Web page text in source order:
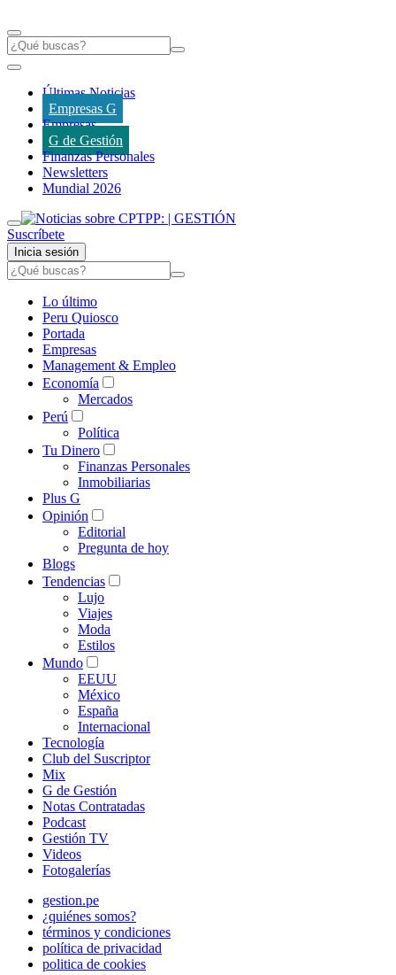
Últimas Noticias
Empresas G
Empresas
G de Gestión
Finanzas Personales
Newsletters
Mundial 2026
Suscríbete
Inicia sesión
Lo último
Peru Quiosco
Portada
Empresas
Management & Empleo
Economía
Mercados
Perú
Política
Tu Dinero
Finanzas Personales
Inmobiliarias
Plus G
Opinión
Editorial
Pregunta de hoy
Blogs
Tendencias
Lujo
Viajes
Moda
Estilos
Mundo
EEUU
México
España
Internacional
Tecnología
Club del Suscriptor
Mix
G de Gestión
Notas Contratadas
Podcast
Gestión TV
Videos
Fotogalerías
gestion.pe
¿quiénes somos?
términos y condiciones
política de privacidad
politica de cookies